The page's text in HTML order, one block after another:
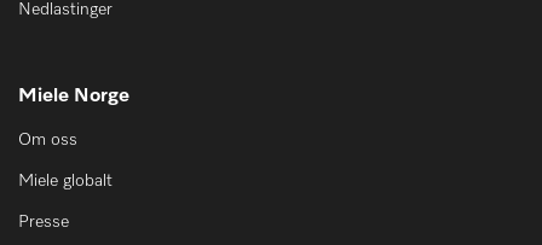
Nedlastinger
Miele Norge
Om oss
Miele globalt
Presse